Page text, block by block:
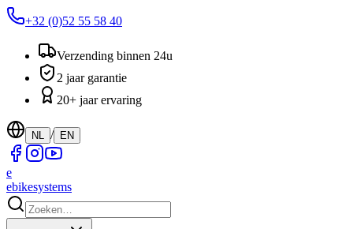
+32 (0)52 55 58 40
Verzending binnen 24u
2 jaar garantie
20+ jaar ervaring
NL / EN
e
ebikesystems